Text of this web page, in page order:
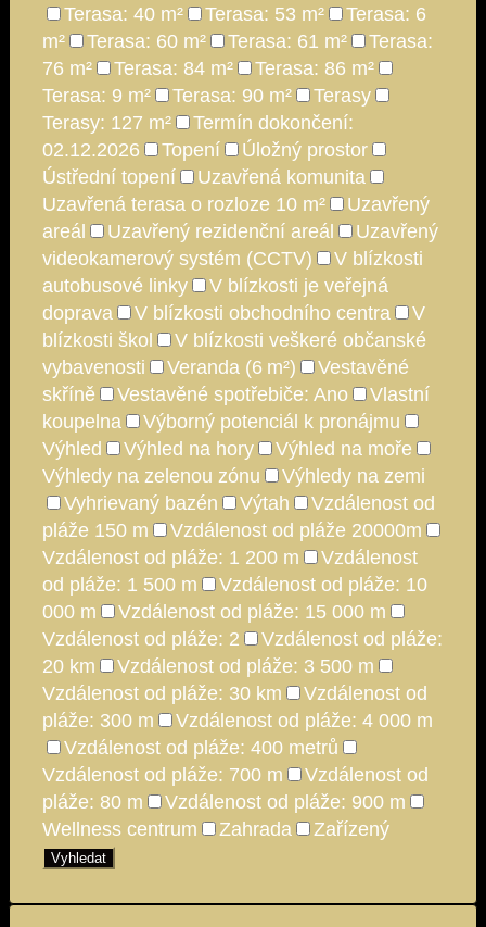
Terasa: 40 m²
Terasa: 53 m²
Terasa: 6
m²
Terasa: 60 m² Terasa: 61 m²
Terasa:
76 m²
Terasa: 84 m²
Terasa: 86 m²
Terasa: 9 m²
Terasa: 90 m²
Terasy
Terasy: 127 m²
Termín dokončení:
02.12.2026
Topení
Úložný prostor
Ústřední topení
Uzavřená komunita
Uzavřená terasa o rozloze 10 m²
Uzavřený
areál
Uzavřený rezidenční areál
Uzavřený
videokamerový systém (CCTV)
V blízkosti
autobusové linky
V blízkosti je veřejná
doprava
V blízkosti obchodního centra
V
blízkosti škol
V blízkosti veškeré občanské
vybavenosti
Veranda (6 m²)
Vestavěné
skříně
Vestavěné spotřebiče: Ano
Vlastní
koupelna
Výborný potenciál k pronájmu
Výhled
Výhled na hory
Výhled na moře
Výhledy na zelenou zónu
Výhledy na zemi
Vyhrievaný bazén
Výtah
Vzdálenost od
pláže 150 m
Vzdálenost od pláže 20000m
Vzdálenost od pláže: 1 200 m
Vzdálenost
od pláže: 1 500 m
Vzdálenost od pláže: 10
000 m
Vzdálenost od pláže: 15 000 m
Vzdálenost od pláže: 2
Vzdálenost od pláže:
20 km
Vzdálenost od pláže: 3 500 m
Vzdálenost od pláže: 30 km
Vzdálenost od
pláže: 300 m
Vzdálenost od pláže: 4 000 m
Vzdálenost od pláže: 400 metrů
Vzdálenost od pláže: 700 m
Vzdálenost od
pláže: 80 m
Vzdálenost od pláže: 900 m
Wellness centrum
Zahrada Zařízený
Vyhledat